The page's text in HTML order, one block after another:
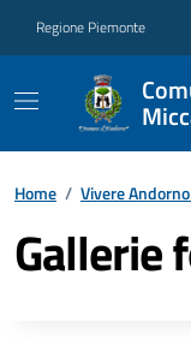
Regione Piemonte
Home / Vivere
Gallerie